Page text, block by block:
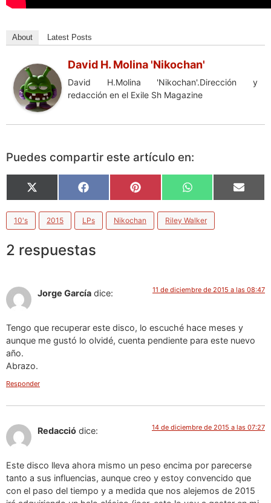
About Latest Posts
David H. Molina 'Nikochan'
David H.Molina 'Nikochan'.Dirección y
redacción en el Exile Sh Magazine
Puedes compartir este artículo en:
X
(Twitter)
Facebook Pinterest WhatsApp Email
10's 2015 LPs Nikochan Riley Walker
2 respuestas
Jorge García dice: 11 de diciembre de 2015 a las 08:47
Tengo que recuperar este disco, lo escuché hace meses y
aunque me gustó lo olvidé, cuenta pendiente para este nuevo
año.
Abrazo.
Responder
Redacció dice: 14 de diciembre de 2015 a las 07:27
Este disco lleva ahora mismo un peso encima por parecerse
tanto a sus influencias, aunque creo y estoy convencido que
con el paso del tiempo y a medida que nos alejemos de 2015